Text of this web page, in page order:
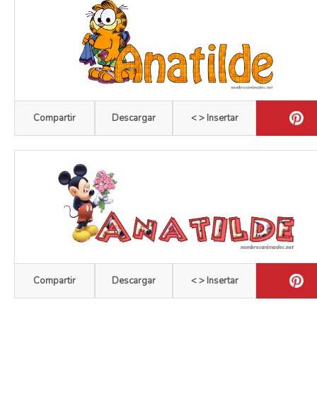
Compartir Descargar < > Insertar
Compartir Descargar < > Insertar